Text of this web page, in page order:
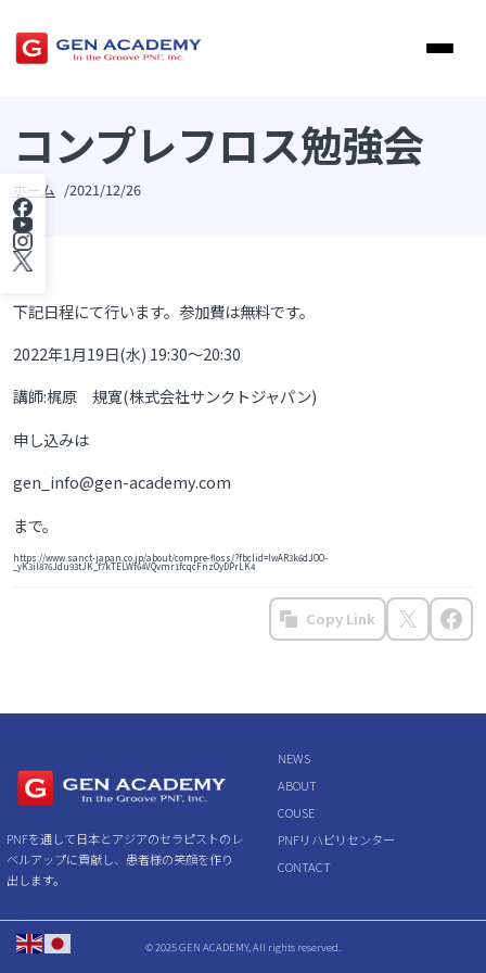
コンプレフロス勉強会
ホーム 2021/12/26
下記日程にて行います。参加費は無料です。
2022年1月19日(水) 19:30〜20:30
講師:梶原 規寛(株式会社サンクトジャパン)
申し込みは
gen_info@gen-academy.com
まで。
https://www.sanct-japan.co.jp/about/compre-floss/?fbclid=IwAR3k6dJOO-
_yK3il876Jdu93tJK_f7kTELWf64VQvmr1fcqcFnzOyDPrLK4
Copy Link
PNFを通して日本とアジアのセラピストのレ
ベルアップに貢献し、患者様の笑顔を作り
出します。
NEWS
ABOUT
COUSE
PNFリハビリセンター
CONTACT
© 2025 GEN ACADEMY, All rights reserved.